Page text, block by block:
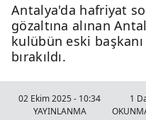
Antalya'da hafriyat
gözaltına alınan
kulübün eski
bırakıldı.
02 Ekim 2025 - 10:34
YAYINLANMA
1